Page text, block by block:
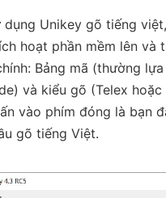
dụng Unikey gõ tiếng
hoạt phần mềm lên và
Bảng mã (thường
và kiểu gõ (Telex hoặc
vào phím đóng là bạn
gõ tiếng Việt.